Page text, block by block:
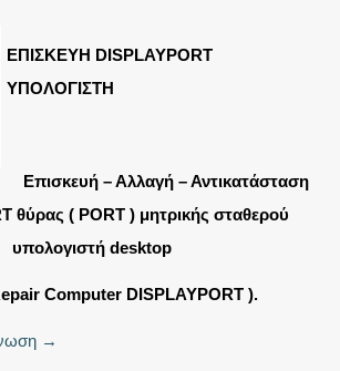
ΕΠΙΣΚΕΥΗ DISPLAYPORT
ΥΠΟΛΟΓΙΣΤΗ
Επισκευή – Αλλαγή – Αντικατάσταση
θύρας ( PORT ) μητρικής σταθερού
υπολογιστή desktop
Computer DISPLAYPORT ).
→